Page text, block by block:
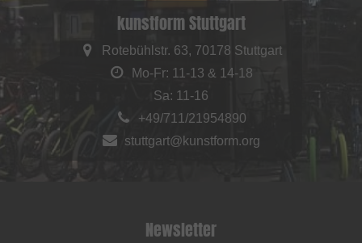
kunstform Stuttgart
Rotebühlstr. 63, 70178 Stuttgart
Mo-Fr: 11-13 & 14-18
Sa: 11-16
+49/711/21954890
stuttgart@kunstform.org
Newsletter